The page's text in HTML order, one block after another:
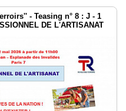
- Teasing n° 8 : J - 1
DE L'ARTISANAT